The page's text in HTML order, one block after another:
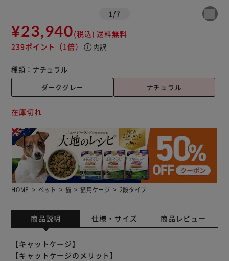
1 /7
¥23,940(税込) 送料無料
239ポイント （1倍） info 内訳
種類： ナチュラル
ダークグレー
ナチュラル
在庫切れ
HOME ペット 猫 猫用ケージ 2段タイプ
商品説明 仕様・サイズ 商品レビュー
【キャットケージ】
【キャットケージのメリット】